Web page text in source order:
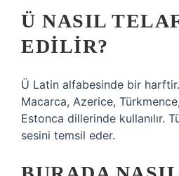
Ü NASIL
EDILIR?
Ü Latin alfabesinde bir
Macarca, Azerice,
Estonca dillerinde kullanılır.
sesini temsil eder.